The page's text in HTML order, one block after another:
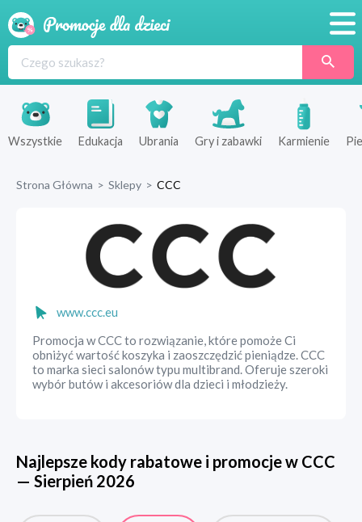
Produkty
Sklepy
Wszystkie Edukacja Ubrania Gry i zabawki Karmienie
Strona Główna > Sklepy > CCC
www.ccc.eu
Promocja w CCC to rozwiązanie, które pomoże Ci
obniżyć wartość koszyka i zaoszczędzić pieniądze. CCC
to marka sieci salonów typu multibrand. Oferuje szeroki
wybór butów i akcesoriów dla dzieci i młodzieży.
Najlepsze kody rabatowe i promocje w CCC
— Sierpień 2026